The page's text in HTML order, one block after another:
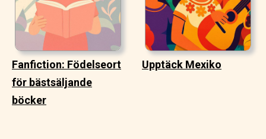
Fanfiction: Födelseort
för bästsäljande
böcker
Upptäck Mexiko